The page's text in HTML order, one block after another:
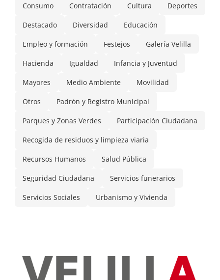
Consumo Contratación Cultura Deportes
Destacado Diversidad Educación
Empleo y formación Festejos Galería Velilla
Hacienda Igualdad Infancia y Juventud
Mayores Medio Ambiente Movilidad
Otros Padrón y Registro Municipal
Parques y Zonas Verdes Participación Ciudadana
Recogida de residuos y limpieza viaria
Recursos Humanos Salud Pública
Seguridad Ciudadana Servicios funerarios
Servicios Sociales Urbanismo y Vivienda